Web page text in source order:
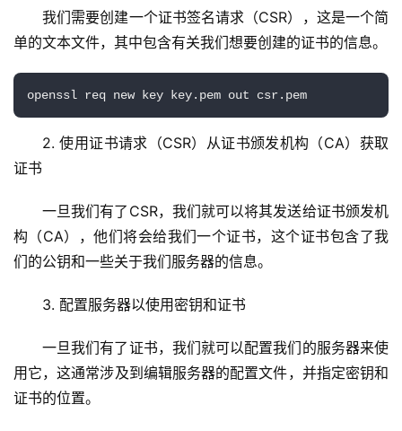
首
页
服
虚
技
术
我们需要创建一个证书签名请求（CSR），这是一个简
单的文本文件，其中包含有关我们想要创建的证书的信息。
2. 使用证书请求（CSR）从证书颁发机构（CA）获取
证书
一旦我们有了CSR，我们就可以将其发送给证书颁发机
构（CA），他们将会给我们一个证书，这个证书包含了我
们的公钥和一些关于我们服务器的信息。
3. 配置服务器以使用密钥和证书
一旦我们有了证书，我们就可以配置我们的服务器来使
用它，这通常涉及到编辑服务器的配置文件，并指定密钥和
证书的位置。